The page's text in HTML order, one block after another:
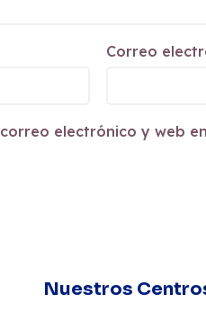
Correo
electrónico y web
Nuestros